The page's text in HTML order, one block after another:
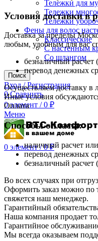
Тележки для
Тележки
Тележки
Фены для волос
Классические
С настенным
Со шлангом
Поиск
Вход / Регистрация
0 Сравнить
0элемент / 0 ₽
Меню
0 элемент / 0₽
Условия доставки в
Доставка за пределы
любым, удобным для вас
безналичный
перевод денежных
Осуществляем доставку
Иные условия
Оплата
Способы оплаты:
наличный расчет
перевод денежных
безналичный расчет
Во всех случаях при
Оформить заказ можно по
свяжется наш менеджер.
Гарантийный
Наша компания продает
Гарантийное
Мы всегда оказываем